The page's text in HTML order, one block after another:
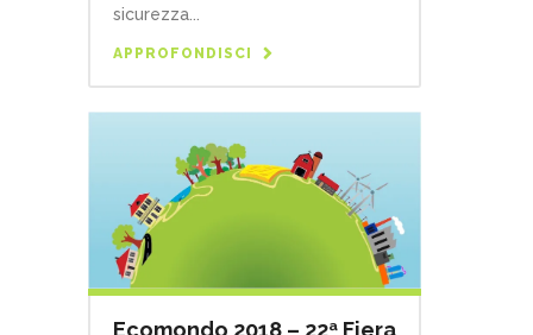
sicurezza...
APPROFONDISCI